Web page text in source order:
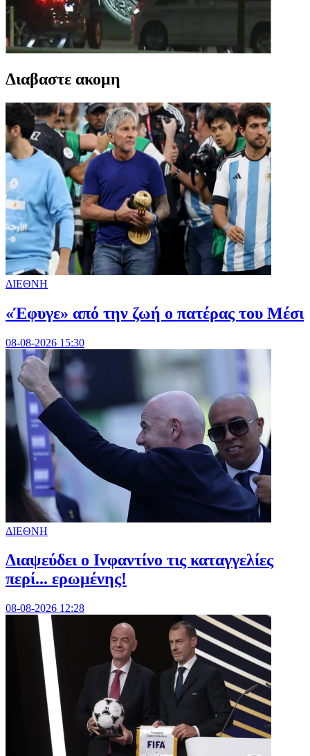
Διαβαστε ακομη
ΔΙΕΘΝΗ
«Έφυγε» από την ζωή ο πατέρας του Μέσι
08-08-2026 15:30
ΔΙΕΘΝΗ
Διαψεύδει ο Ινφαντίνο τις καταγγελίες
περί... ερωμένης!
08-08-2026 12:28